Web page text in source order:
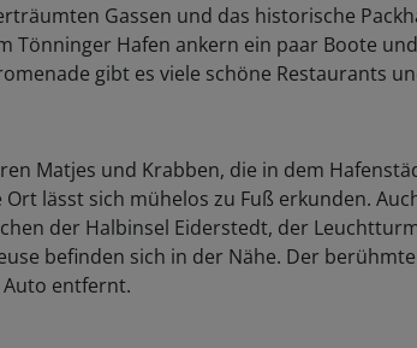
Gassen und das historische
Tönninger Hafen ankern ein paar Boote
gibt es viele schöne Restaurants
Matjes und Krabben, die in dem
lässt sich mühelos zu Fuß erkunden.
der Halbinsel Eiderstedt, der
befinden sich in der Nähe. Der
entfernt.